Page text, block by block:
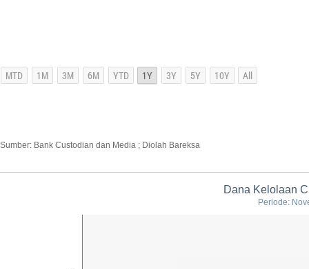
Sumber: Bank Custodian dan Media ; Diolah Bareksa
Dana Kelolaan
Periode: